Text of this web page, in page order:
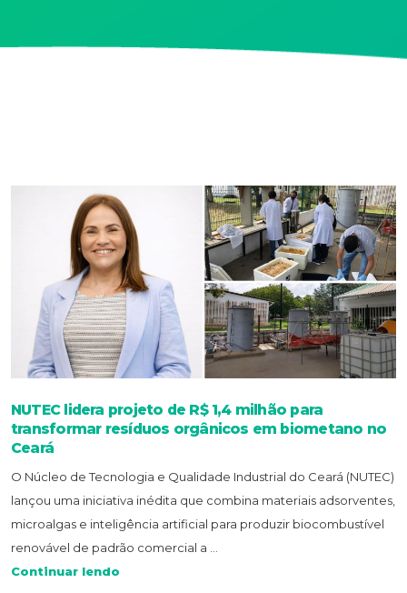
NUTEC lidera projeto de R$ 1,4 milhão para
transformar resíduos orgânicos em biometano no
Ceará
O Núcleo de Tecnologia e Qualidade Industrial do Ceará (NUTEC)
lançou uma iniciativa inédita que combina materiais adsorventes,
microalgas e inteligência artificial para produzir biocombustível
renovável de padrão comercial a ...
Continuar lendo